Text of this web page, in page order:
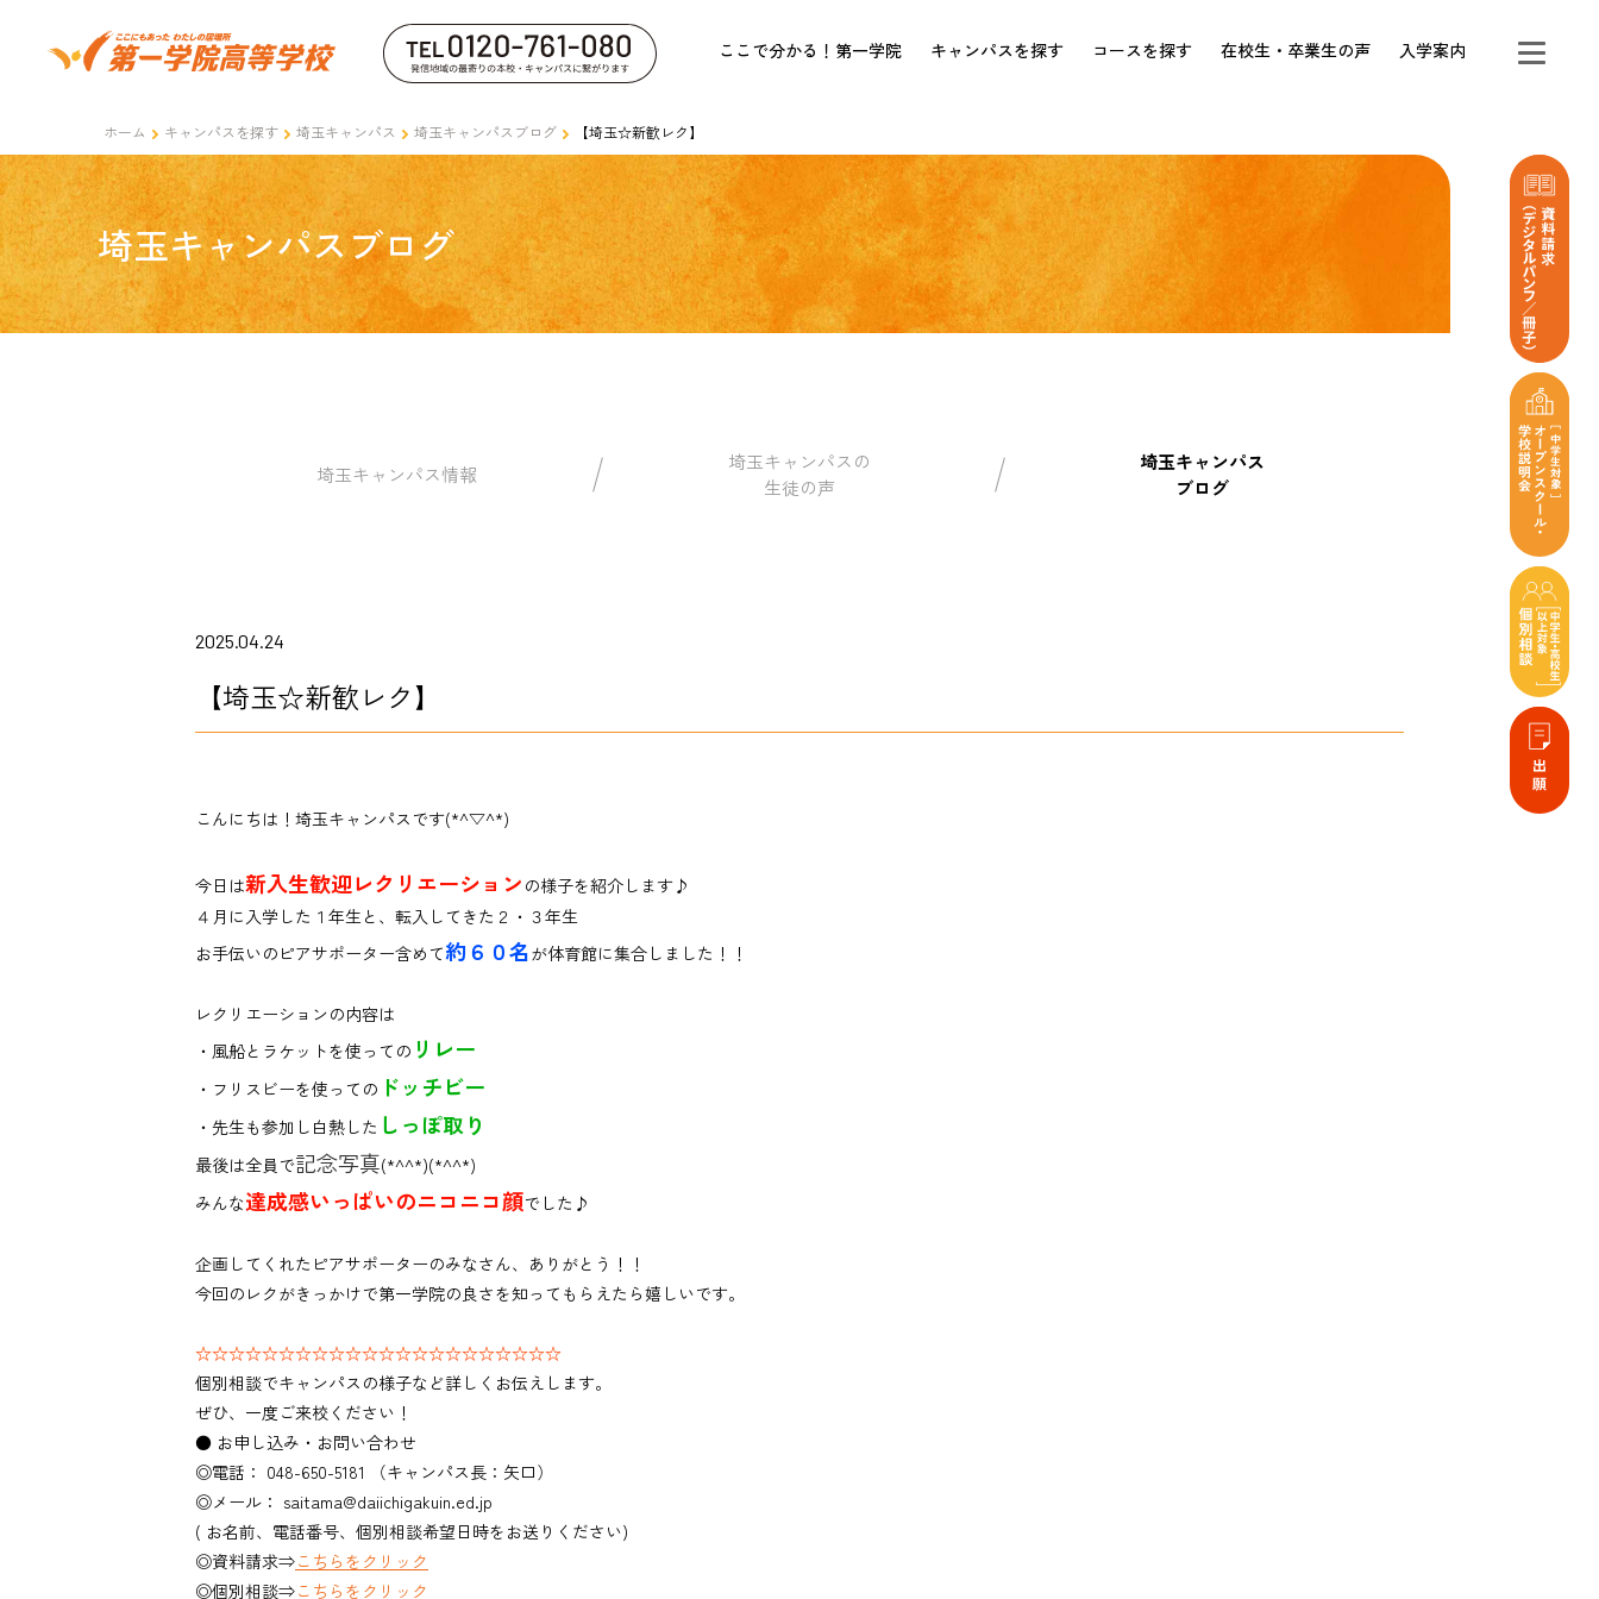
ここで分かる！第一学院 キャンパスを探す コースを探す 在校生・卒業生の声 入学案内
ホーム キャンパスを探す 埼玉キャンパス 埼玉キャンパスブログ 【埼玉☆新歓レク】
埼玉キャンパスブログ
埼玉キャンパス情報
埼玉キャンパスの
生徒の声
埼玉キャンパス
ブログ
2025.04.24
【埼玉☆新歓レク】
こんにちは！埼玉キャンパスです(*^▽^*)
今日は新入生歓迎レクリエーション の様子を紹介します♪
４月に入学した１年生と、転入してきた２・３年生
お手伝いのピアサポーター含めて約６０名が体育館に集合しました！！
レクリエーションの内容は
・風船とラケットを使っての リレー
・フリスビーを使っての ドッチビー
・先生も参加し白熱した しっぽ取り
最後は全員で記念写真(*^^*)(*^^*)
みんな達成感いっぱいのニコニコ顔でした♪
企画してくれたピアサポーターのみなさん、ありがとう！！
今回のレクがきっかけで第一学院の良さを知ってもらえたら嬉しいです。
☆☆☆☆☆☆☆☆☆☆☆☆☆☆☆☆☆☆☆☆☆☆
個別相談でキャンパスの様子など詳しくお伝えします。
ぜひ、一度ご来校ください！
● お申し込み・お問い合わせ
◎電話： 048-650-5181 （キャンパス長：矢口）
◎メール： saitama@daiichigakuin.ed.jp
( お名前、電話番号、個別相談希望日時をお送りください)
◎資料請求⇒こちらをクリック
◎個別相談⇒こちらをクリック